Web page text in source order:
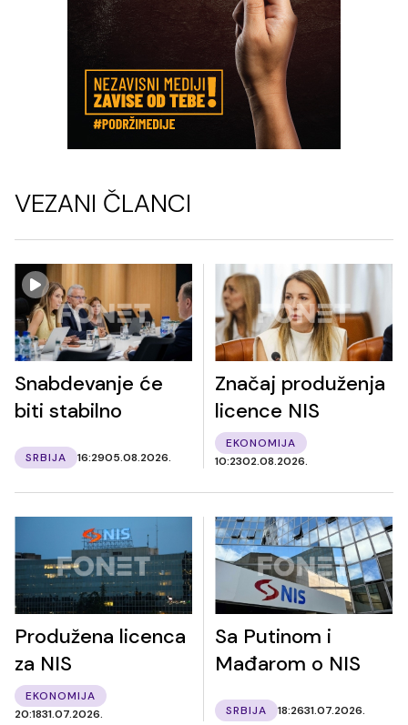
VEZANI ČLANCI
Snabdevanje će
biti stabilno
SRBIJA 16:2905.08.2026.
Značaj produženja
licence NIS
EKONOMIJA
10:2302.08.2026.
Produžena licenca
za NIS
EKONOMIJA
20:1831.07.2026.
Sa Putinom i
Mađarom o NIS
SRBIJA 18:2631.07.2026.